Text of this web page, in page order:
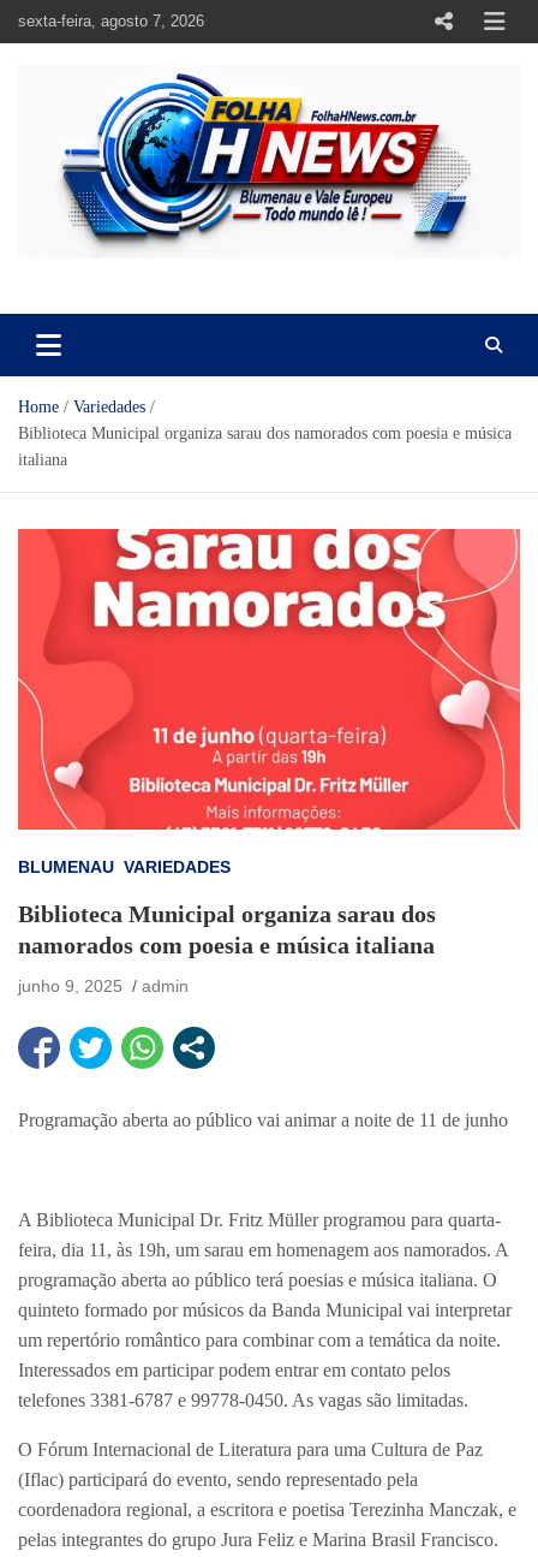
sexta-feira, agosto 7, 2026
Home
Variedades
Biblioteca Municipal organiza sarau dos namorados com poesia e música
italiana
BLUMENAU VARIEDADES
Biblioteca Municipal organiza sarau dos
namorados com poesia e música italiana
junho 9, 2025 admin
Programação aberta ao público vai animar a noite de 11 de junho
A Biblioteca Municipal Dr. Fritz Müller programou para quarta-
feira, dia 11, às 19h, um sarau em homenagem aos namorados. A
programação aberta ao público terá poesias e música italiana. O
quinteto formado por músicos da Banda Municipal vai interpretar
um repertório romântico para combinar com a temática da noite.
Interessados em participar podem entrar em contato pelos
telefones 3381-6787 e 99778-0450. As vagas são limitadas.
O Fórum Internacional de Literatura para uma Cultura de Paz
(Iflac) participará do evento, sendo representado pela
coordenadora regional, a escritora e poetisa Terezinha Manczak, e
pelas integrantes do grupo Jura Feliz e Marina Brasil Francisco.